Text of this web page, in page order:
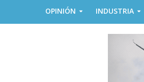
OPINIÓN INDUSTRIA